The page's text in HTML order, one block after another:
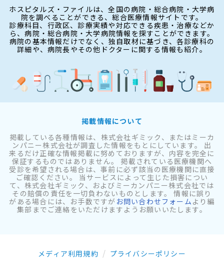
ホスピタルズ・ファイルは、全国の病院・総合病院・大学病
院を調べることができる、総合医療情報サイトです。
診療科目、行政区、診療実績や対応できる疾患・治療などか
ら、病院・総合病院・大学病院情報を探すことができます。
病院の基本情報だけでなく、独自取材に基づき、各診療科の
詳細や、病院長やその他ドクターに関する情報も紹介。
掲載情報について
掲載している各種情報は、株式会社ギミック、またはミーカ
ンパニー株式会社が調査した情報をもとにしています。 出
来るだけ正確な情報掲載に努めておりますが、内容を完全に
保証するものではありません。 掲載されている医療機関へ
受診を希望される場合は、事前に必ず該当の医療機関に直接
ご確認ください。 当サービスによって生じた損害につい
て、株式会社ギミック、およびミーカンパニー株式会社では
その賠償の責任を一切負わないものとします。 情報に誤り
がある場合には、お手数ですが お問い合わせフォーム より編
集部までご連絡をいただけますようお願いいたします。
メディア利用規約
プライバシーポリシー